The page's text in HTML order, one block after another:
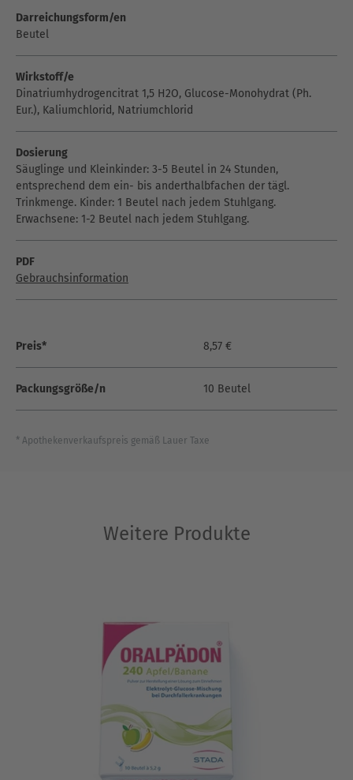
Darreichungsform/en
Beutel
Wirkstoff/e
Dinatriumhydrogencitrat 1,5 H2O, Glucose-Monohydrat (Ph.
Eur.), Kaliumchlorid, Natriumchlorid
Dosierung
Säuglinge und Kleinkinder: 3-5 Beutel in 24 Stunden,
entsprechend dem ein- bis anderthalbfachen der tägl.
Trinkmenge. Kinder: 1 Beutel nach jedem Stuhlgang.
Erwachsene: 1-2 Beutel nach jedem Stuhlgang.
PDF
Gebrauchsinformation
Preis* 8,57 €
Packungsgröße/n 10 Beutel
* Apothekenverkaufspreis gemäß Lauer Taxe
Weitere Produkte